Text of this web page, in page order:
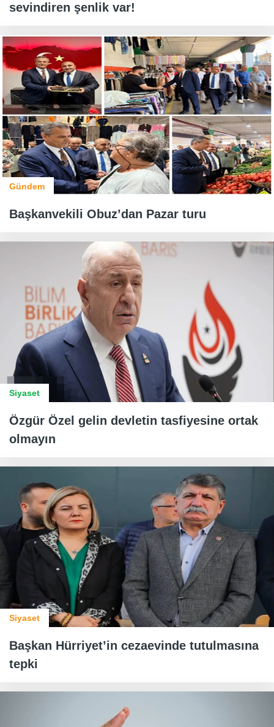
sevindiren şenlik var!
Gündem
Başkanvekili Obuz’dan Pazar turu
Siyaset
Özgür Özel gelin devletin tasfiyesine ortak
olmayın
Siyaset
Başkan Hürriyet’in cezaevinde tutulmasına
tepki